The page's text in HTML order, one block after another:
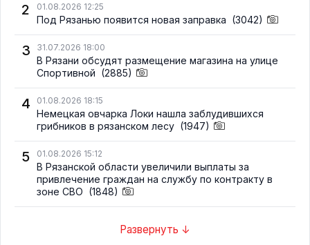
2 01.08.2026 12:25
Под Рязанью появится новая заправка (3042)
3 31.07.2026 18:00
В Рязани обсудят размещение магазина на улице
Спортивной (2885)
4 01.08.2026 18:15
Немецкая овчарка Локи нашла заблудившихся
грибников в рязанском лесу (1947)
5 01.08.2026 15:12
В Рязанской области увеличили выплаты за
привлечение граждан на службу по контракту в
зоне СВО (1848)
Развернуть ↓